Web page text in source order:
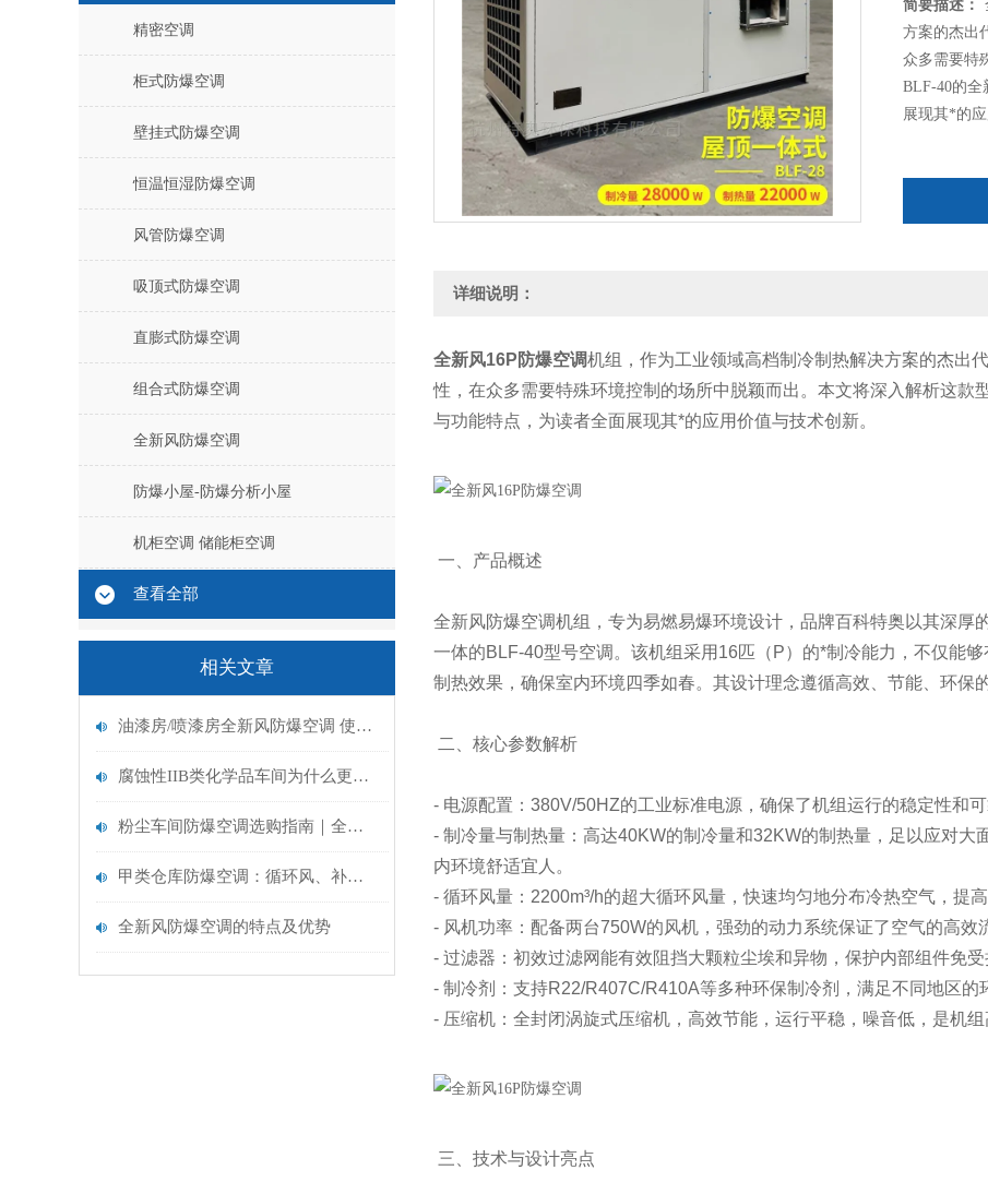
精密空调
柜式防爆空调
壁挂式防爆空调
恒温恒湿防爆空调
风管防爆空调
吸顶式防爆空调
直膨式防爆空调
组合式防爆空调
全新风防爆空调
防爆小屋-防爆分析小屋
机柜空调 储能柜空调
查看全部
相关文章
油漆房/喷漆房全新风防爆空调 使用好处
腐蚀性IIB类化学品车间为什么更适合全新风防爆空调
粉尘车间防爆空调选购指南｜全新风防爆空调核心优势
甲类仓库防爆空调：循环风、补新风、全新风机型选型指南
全新风防爆空调的特点及优势
简要描述：
方案的杰出
众多需要特
BLF-40的全
展现其*的应
详细说明：
全新风16P防爆空调机组，作为工业领域高档制冷制热解决方案的杰出
性，在众多需要特殊环境控制的场所中脱颖而出。本文将深入解析这款
与功能特点，为读者全面展现其*的应用价值与技术创新。
一、产品概述
全新风防爆空调机组，专为易燃易爆环境设计，品牌百科特奥以其深厚
一体的BLF-40型号空调。该机组采用16匹（P）的*制冷能力，不仅能
制热效果，确保室内环境四季如春。其设计理念遵循高效、节能、环保
二、核心参数解析
- 电源配置：380V/50HZ的工业标准电源，确保了机组运行的稳定性和
- 制冷量与制热量：高达40KW的制冷量和32KW的制热量，足以应对大
内环境舒适宜人。
- 循环风量：2200m³/h的超大循环风量，快速均匀地分布冷热空气，提
- 风机功率：配备两台750W的风机，强劲的动力系统保证了空气的高效
- 过滤器：初效过滤网能有效阻挡大颗粒尘埃和异物，保护内部组件免
- 制冷剂：支持R22/R407C/R410A等多种环保制冷剂，满足不同地区的
- 压缩机：全封闭涡旋式压缩机，高效节能，运行平稳，噪音低，是机组
三、技术与设计亮点